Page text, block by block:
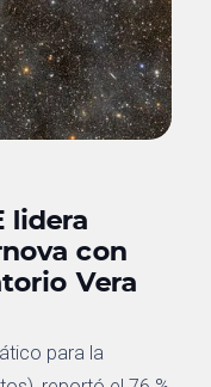
lidera
con
Vera
para la